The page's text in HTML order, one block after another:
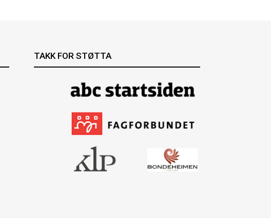
TAKK FOR STØTTA